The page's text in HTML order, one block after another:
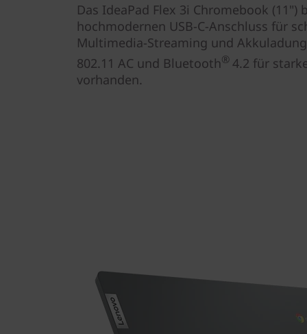
Das IdeaPad Flex 3i Chromebook
hochmodernen USB-C-Anschluss für
Multimedia-Streaming und
802.11 AC und Bluetooth® 4.2 für
vorhanden.